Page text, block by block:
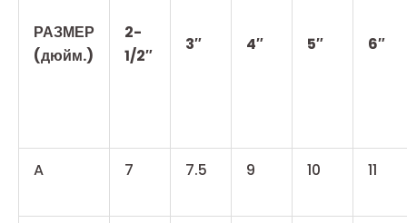
РАЗМЕР
(дюйм.)
2-
1/2″
3″ 4″ 5″ 6″
A 7 7.5 9 10 11